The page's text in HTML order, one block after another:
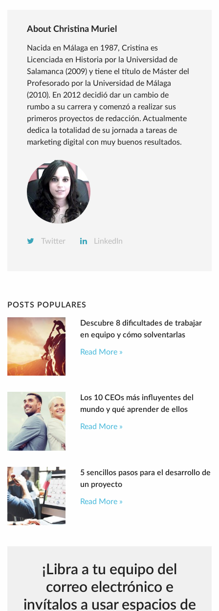
About Christina Muriel
Nacida en Málaga en 1987, Cristina es
Licenciada en Historia por la Universidad de
Salamanca (2009) y tiene el título de Máster del
Profesorado por la Universidad de Málaga
(2010). En 2012 decidió dar un cambio de
rumbo a su carrera y comenzó a realizar sus
primeros proyectos de redacción. Actualmente
dedica la totalidad de su jornada a tareas de
marketing digital con muy buenos resultados.
Twitter LinkedIn
POSTS POPULARES
Descubre 8 dificultades de trabajar
en equipo y cómo solventarlas
Read More »
Los 10 CEOs más influyentes del
mundo y qué aprender de ellos
Read More »
5 sencillos pasos para el desarrollo de
un proyecto
Read More »
¡Libra a tu equipo del
correo electrónico e
invítalos a usar espacios de